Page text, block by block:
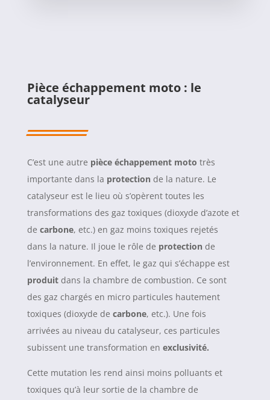
Pièce échappement moto : le
catalyseur
C’est une autre pièce échappement moto très
importante dans la protection de la nature. Le
catalyseur est le lieu où s’opèrent toutes les
transformations des gaz toxiques (dioxyde d’azote et
de carbone, etc.) en gaz moins toxiques rejetés
dans la nature. Il joue le rôle de protection de
l’environnement. En effet, le gaz qui s’échappe est
produitdans la chambre de combustion. Ce sont
des gaz chargés en micro particules hautement
toxiques (dioxyde de carbone, etc.). Une fois
arrivées au niveau du catalyseur, ces particules
subissent une transformation en exclusivité.
Cette mutation les rend ainsi moins polluants et
toxiques qu’à leur sortie de la chambre de